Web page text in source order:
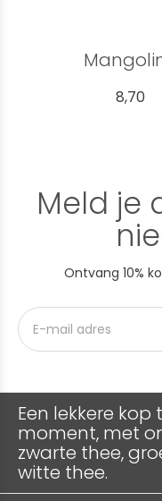
8,70
Meld je
Ontvang 10%
Een lekkere
moment, met
zwarte thee,
witte thee.